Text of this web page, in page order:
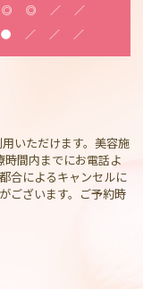
◎ ◎ ／ ／
● ／ ／ ／
いただけます。美容施
間内までにお電話よ
合によるキャンセルに
ございます。ご予約時